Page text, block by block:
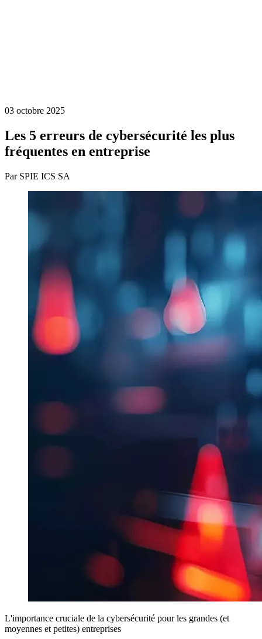
03 octobre 2025
Les 5 erreurs de cybersécurité les plus
fréquentes en entreprise
Par SPIE ICS SA
L'importance cruciale de la cybersécurité pour les grandes (et
moyennes et petites) entreprises